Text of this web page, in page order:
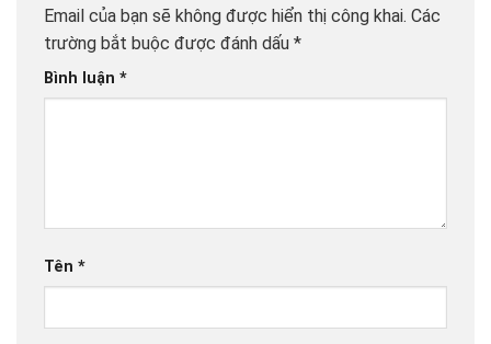
Email của bạn sẽ không được hiển thị công khai. Các
trường bắt buộc được đánh dấu *
Bình luận *
Tên *